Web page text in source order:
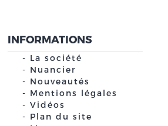
INFORMATIONS
La société
Nuancier
Nouveautés
Mentions légales
Vidéos
Plan du site